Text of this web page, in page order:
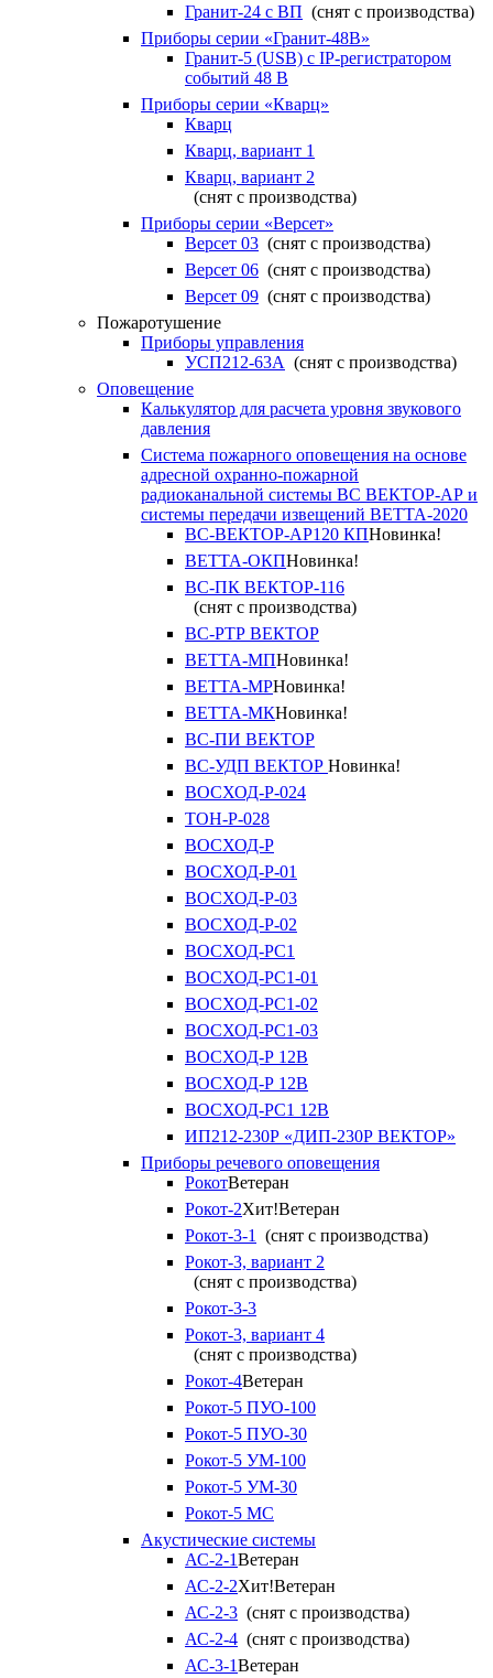
Гранит-24 с ВП (снят с производства)
Приборы серии «Гранит-48В»
Гранит-5 (USB) c IP-регистратором
событий 48 В
Приборы серии «Кварц»
Кварц
Кварц, вариант 1
Кварц, вариант 2
(снят с производства)
Приборы серии «Версет»
Версет 03 (снят с производства)
Версет 06 (снят с производства)
Версет 09 (снят с производства)
Пожаротушение
Приборы управления
УСП212-63А (снят с производства)
Оповещение
Калькулятор для расчета уровня звукового
давления
Система пожарного оповещения на основе
адресной охранно-пожарной
радиоканальной системы ВС ВЕКТОР-АР и
системы передачи извещений ВЕТТА-2020
ВС-ВЕКТОР-АР120 КПНовинка!
ВЕТТА-ОКПНовинка!
ВС-ПК ВЕКТОР-116
(снят с производства)
ВС-РТР ВЕКТОР
ВЕТТА-МПНовинка!
ВЕТТА-МРНовинка!
ВЕТТА-МКНовинка!
ВС-ПИ ВЕКТОР
ВС-УДП ВЕКТОР Новинка!
ВОСХОД-Р-024
ТОН-Р-028
ВОСХОД-Р
ВОСХОД-Р-01
ВОСХОД-Р-03
ВОСХОД-Р-02
ВОСХОД-РС1
ВОСХОД-РС1-01
ВОСХОД-РС1-02
ВОСХОД-РС1-03
ВОСХОД-Р 12В
ВОСХОД-Р 12В
ВОСХОД-РС1 12В
ИП212-230Р «ДИП-230Р ВЕКТОР»
Приборы речевого оповещения
РокотВетеран
Рокот-2Хит!Ветеран
Рокот-3-1
(снят с производства)
Рокот-3, вариант 2
(снят с производства)
Рокот-3-3
Рокот-3, вариант 4
(снят с производства)
Рокот-4Ветеран
Рокот-5 ПУО-100
Рокот-5 ПУО-30
Рокот-5 УМ-100
Рокот-5 УМ-30
Рокот-5 МС
Акустические системы
АС-2-1Ветеран
АС-2-2Хит!Ветеран
АС-2-3 (снят с производства)
АС-2-4 (снят с производства)
АС-3-1Ветеран